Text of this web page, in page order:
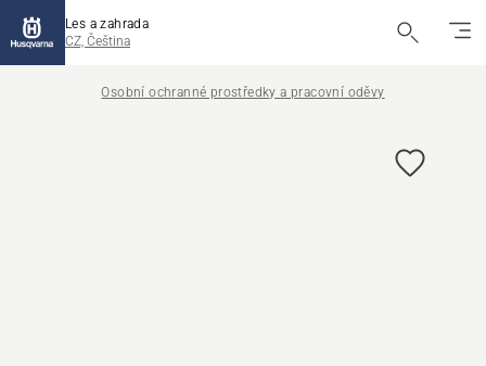
Les a zahrada
CZ, Čeština
Osobní ochranné prostředky a pracovní oděvy